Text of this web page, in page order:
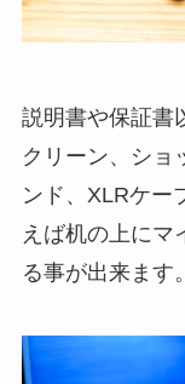
説明書や保証書
クリーン、ショ
ンド、XLRケー
えば机の上にマ
る事が出来ます。